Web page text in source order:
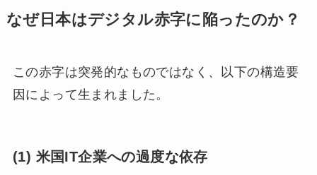
なぜ日本はデジタル赤字に陥ったのか？
この赤字は突発的なものではなく、以下の構造要
因によって生まれました。
(1) 米国IT企業への過度な依存